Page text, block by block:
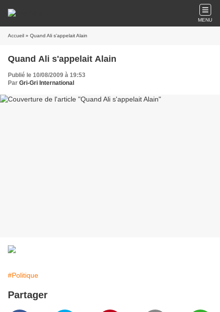
MENU
Accueil » Quand Ali s'appelait Alain
Quand Ali s'appelait Alain
Publié le 10/08/2009 à 19:53
Par Gri-Gri International
#Politique
Partager